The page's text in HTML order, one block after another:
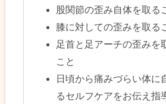
股関節の歪み自体を取る
膝に対しての歪みを取る
足首と足アーチの歪みを
こと
日頃から痛みづらい体に
るセルフケアをお伝え指